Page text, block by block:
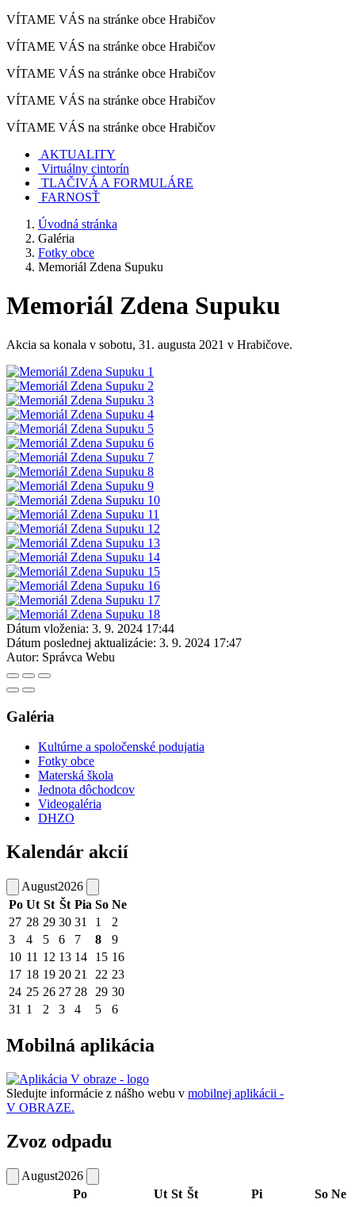
VÍTAME VÁS na stránke obce Hrabičov
VÍTAME VÁS na stránke obce Hrabičov
VÍTAME VÁS na stránke obce Hrabičov
VÍTAME VÁS na stránke obce Hrabičov
VÍTAME VÁS na stránke obce Hrabičov
AKTUALITY
Virtuálny cintorín
TLAČIVÁ A FORMULÁRE
FARNOSŤ
Úvodná stránka
Galéria
Fotky obce
Memoriál Zdena Supuku
Memoriál Zdena Supuku
Akcia sa konala v sobotu, 31. augusta 2021 v Hrabičove.
Dátum vloženia: 3. 9. 2024 17:44
Dátum poslednej aktualizácie: 3. 9. 2024 17:47
Autor: Správca Webu
Galéria
Kultúrne a spoločenské podujatia
Fotky obce
Materská škola
Jednota dôchodcov
Videogaléria
DHZO
Kalendár akcií
August2026
Po Ut St Št Pia So Ne
27 28 29 30 31 1
2
3
4 5 6 7 8
9
10 11 12 13 14 15 16
17 18 19 20 21 22 23
24 25 26 27 28 29 30
31 1 2 3 4 5 6
Mobilná aplikácia
Sledujte informácie z nášho webu v mobilnej aplikácii -
V OBRAZE.
Zvoz odpadu
August2026
Po
Ut St Št Pi So Ne